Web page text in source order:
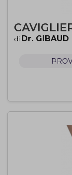
di Dr. GIBAUD